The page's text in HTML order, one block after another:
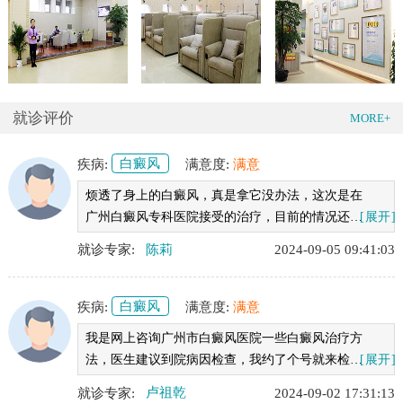
就诊评价 MORE+
疾病: 白癜风 满意度: 满意
烦透了身上的白癜风，真是拿它没办法，这次是在
广州白癜风专科医院接受的治疗，目前的情况还可
癜风医院的就诊体验非常不错!
[展开]
就诊专家: 陈莉 2024-09-05 09:41:03
疾病: 白癜风 满意度: 满意
我是网上咨询广州市白癜风医院一些白癜风治疗方
法，医生建议到院病因检查，我约了个号就来检查[展开]
就诊专家: 卢祖乾 2024-09-02 17:31:13